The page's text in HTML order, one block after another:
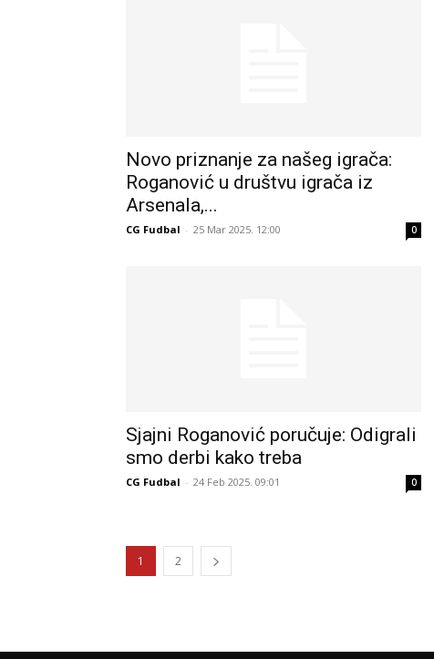
Novo priznanje za našeg igrača:
Roganović u društvu igrača iz
Arsenala,...
CG Fudbal - 25 Mar 2025. 12:00 0
Sjajni Roganović poručuje: Odigrali
smo derbi kako treba
CG Fudbal - 24 Feb 2025. 09:01 0
1 2